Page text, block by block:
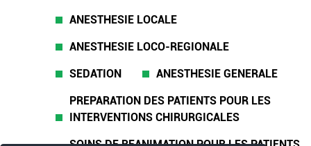
ANESTHESIE LOCALE
ANESTHESIE LOCO-REGIONALE
SEDATION ANESTHESIE GENERALE
PREPARATION DES PATIENTS POUR LES
INTERVENTIONS CHIRURGICALES